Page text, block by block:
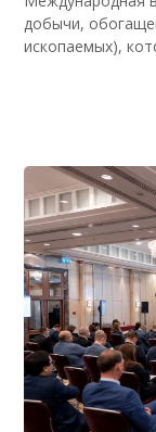
добычи,
ископаемых),